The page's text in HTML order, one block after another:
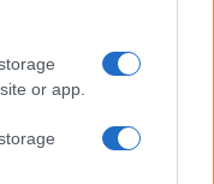
or app.
diversificada e